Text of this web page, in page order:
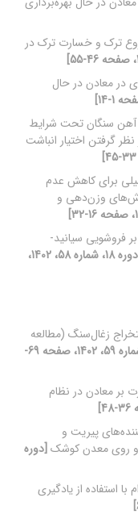
ترک و خسارت ترک در
در معادن در حال
آهن سنگان تحت شرایط
گرفتن اختیار انباشت
برای کاهش عدم
وزن‌دهی و
بر فروشویی سیانید-
[دوره 18، شماره 58، 1402،
زغال‌سنگ (مطالعه
[دوره 18، شماره 59، 1402، صفحه 69-
بر معادن در نظام
پیریت و
و روی معدن کوشک [دوره
استفاده از یادگیری